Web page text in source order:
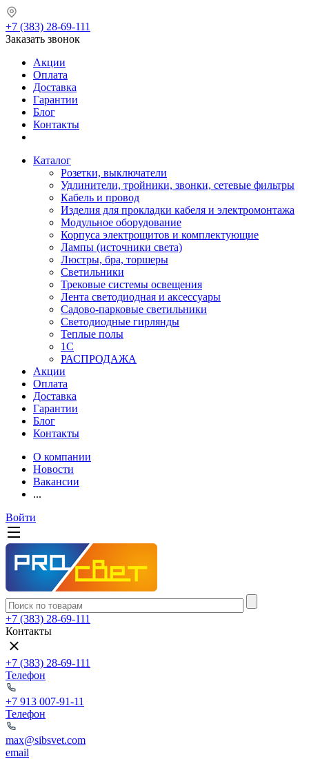
+7 (383) 28-69-111
Заказать звонок
Акции
Оплата
Доставка
Гарантии
Блог
Контакты
Каталог
Розетки, выключатели
Удлинители, тройники, звонки, сетевые фильтры
Кабель и провод
Изделия для прокладки кабеля и электромонтажа
Модульное оборудование
Корпуса электрощитов и комплектующие
Лампы (источники света)
Люстры, бра, торшеры
Светильники
Трековые системы освещения
Лента светодиодная и аксессуары
Садово-парковые светильники
Светодиодные гирлянды
Теплые полы
1С
РАСПРОДАЖА
Акции
Оплата
Доставка
Гарантии
Блог
Контакты
О компании
Новости
Вакансии
...
Войти
+7 (383) 28-69-111
Контакты
+7 (383) 28-69-111
Телефон
+7 913 007-91-11
Телефон
max@sibsvet.com
email